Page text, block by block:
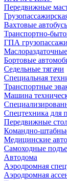
Передвижные
Вахтовые
Транспортно-
ГПА
Бортовые
Седельные тягачи
Специальная
Транспортные
Машина
Спецтехника для
Передвижные
Командно-
Медицинские
Самоходные
Автодома
Аэродромная
Аэродромная